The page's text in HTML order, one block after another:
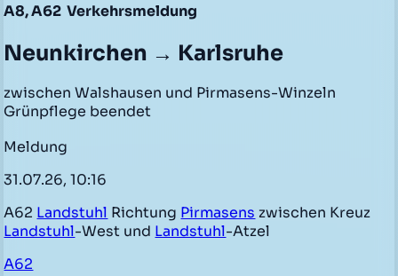
A8, A62 Verkehrsmeldung
Neunkirchen → Karlsruhe
zwischen Walshausen und Pirmasens-Winzeln
Grünpflege beendet
Meldung
31.07.26, 10:16
A62 Landstuhl Richtung Pirmasens zwischen Kreuz
Landstuhl-West und Landstuhl-Atzel
A62